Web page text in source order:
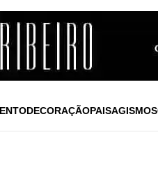
DECORAÇÃOPAISAGISMO